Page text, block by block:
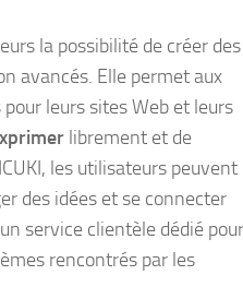
la possibilité de créer des
avancés. Elle permet aux
leurs sites Web et leurs
librement et de
les utilisateurs peuvent
des idées et se connecter
service clientèle dédié pour
rencontrés par les